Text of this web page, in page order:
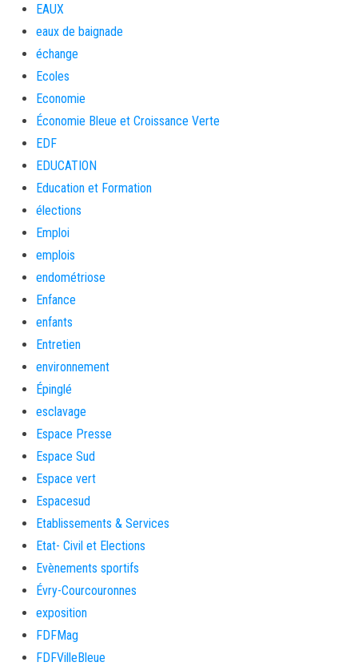
EAUX
eaux de baignade
échange
Ecoles
Economie
Économie Bleue et Croissance Verte
EDF
EDUCATION
Education et Formation
élections
Emploi
emplois
endométriose
Enfance
enfants
Entretien
environnement
Épinglé
esclavage
Espace Presse
Espace Sud
Espace vert
Espacesud
Etablissements & Services
Etat- Civil et Elections
Evènements sportifs
Évry-Courcouronnes
exposition
FDFMag
FDFVilleBleue